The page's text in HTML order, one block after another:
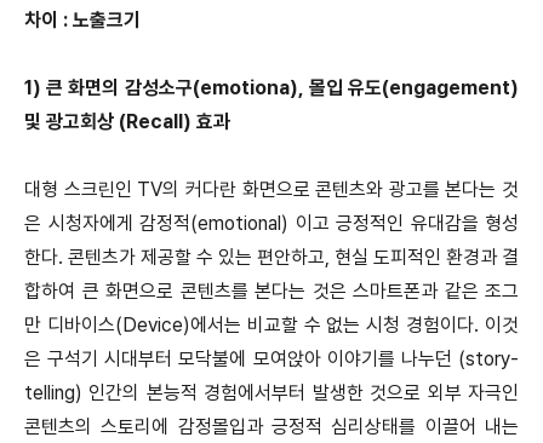
차이 : 노출크기
1) 큰 화면의 감성소구(emotiona), 몰입 유도(engagement)
및 광고회상 (Recall) 효과
대형 스크린인 TV의 커다란 화면으로 콘텐츠와 광고를 본다는 것
은 시청자에게 감정적(emotional) 이고 긍정적인 유대감을 형성
한다. 콘텐츠가 제공할 수 있는 편안하고, 현실 도피적인 환경과 결
합하여 큰 화면으로 콘텐츠를 본다는 것은 스마트폰과 같은 조그
만 디바이스(Device)에서는 비교할 수 없는 시청 경험이다. 이것
은 구석기 시대부터 모닥불에 모여앉아 이야기를 나누던 (story-
telling) 인간의 본능적 경험에서부터 발생한 것으로 외부 자극인
콘텐츠의 스토리에 감정몰입과 긍정적 심리상태를 이끌어 내는